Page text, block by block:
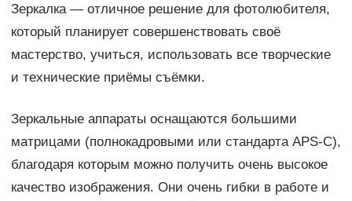
Зеркалка — отличное решение для фотолюбителя,
который планирует совершенствовать своё
мастерство, учиться, использовать все творческие
и технические приёмы съёмки.
Зеркальные аппараты оснащаются большими
матрицами (полнокадровыми или стандарта APS-C),
благодаря которым можно получить очень высокое
качество изображения. Они очень гибки в работе и